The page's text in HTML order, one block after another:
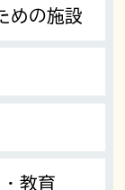
めの施設
教育